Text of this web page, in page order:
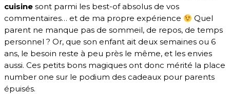
cuisine sont parmi les best-of absolus de vos
commentaires… et de ma propre expérience
Quel
parent ne manque pas de sommeil, de repos, de temps
personnel ? Or, que son enfant ait deux semaines ou 6
ans, le besoin reste à peu près le même, et les envies
aussi. Ces petits bons magiques ont donc mérité la place
number one sur le podium des cadeaux pour parents
épuisés.